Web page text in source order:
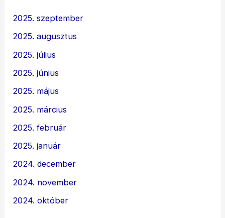
2025. szeptember
2025. augusztus
2025. július
2025. június
2025. május
2025. március
2025. február
2025. január
2024. december
2024. november
2024. október